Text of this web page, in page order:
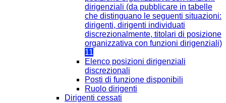
dirigenziali (da pubblicare in tabelle
che distinguano le seguenti situazioni:
dirigenti, dirigenti individuati
discrezionalmente, titolari di posizione
organizzativa con funzioni dirigenziali)
11
Elenco posizioni dirigenziali
discrezionali
Posti di funzione disponibili
Ruolo dirigenti
Dirigenti cessati